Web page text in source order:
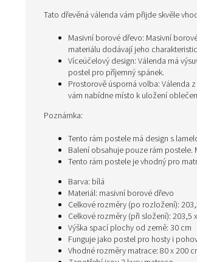
Tato dřevěná válenda vám přijde skvěle
Masivní borové dřevo: Masivní
materiálu dodávají jeho
Víceúčelový design: Válenda má
postel pro příjemný spánek.
Prostorově úsporná volba: Válenda
vám nabídne místo k uložení
Poznámka:
Tento rám postele má design s
Balení obsahuje pouze rám
Tento rám postele je vhodný pro
Barva: bílá
Materiál: masivní borové dřevo
Celkové rozměry (po rozložení):
Celkové rozměry (při složení): 203,5
Výška spací plochy od země: 30 cm
Funguje jako postel pro hosty i
Vhodné rozměry matrace: 80 x 200